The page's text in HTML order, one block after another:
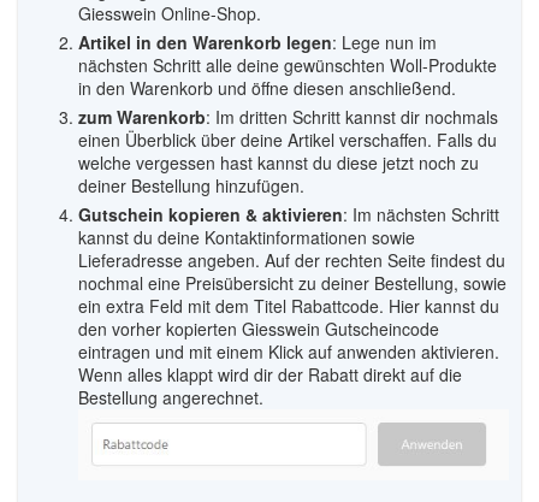
Giesswein Online-Shop.
Artikel in den Warenkorb legen: Lege nun im
nächsten Schritt alle deine gewünschten Woll-Produkte
in den Warenkorb und öffne diesen anschließend.
zum Warenkorb: Im dritten Schritt kannst dir nochmals
einen Überblick über deine Artikel verschaffen. Falls du
welche vergessen hast kannst du diese jetzt noch zu
deiner Bestellung hinzufügen.
Gutschein kopieren & aktivieren: Im nächsten Schritt
kannst du deine Kontaktinformationen sowie
Lieferadresse angeben. Auf der rechten Seite findest du
nochmal eine Preisübersicht zu deiner Bestellung, sowie
ein extra Feld mit dem Titel Rabattcode. Hier kannst du
den vorher kopierten Giesswein Gutscheincode
eintragen und mit einem Klick auf anwenden aktivieren.
Wenn alles klappt wird dir der Rabatt direkt auf die
Bestellung angerechnet.